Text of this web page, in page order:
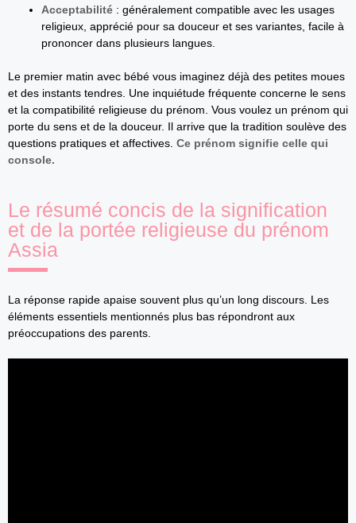
Acceptabilité : généralement compatible avec les usages
religieux, apprécié pour sa douceur et ses variantes, facile à
prononcer dans plusieurs langues.
Le premier matin avec bébé vous imaginez déjà des petites moues
et des instants tendres. Une inquiétude fréquente concerne le sens
et la compatibilité religieuse du prénom. Vous voulez un prénom qui
porte du sens et de la douceur. Il arrive que la tradition soulève des
questions pratiques et affectives. Ce prénom signifie celle qui
console.
Le résumé concis de la signification
et de la portée religieuse du prénom
Assia
La réponse rapide apaise souvent plus qu’un long discours. Les
éléments essentiels mentionnés plus bas répondront aux
préoccupations des parents.